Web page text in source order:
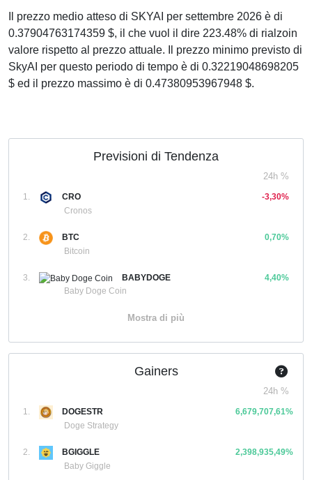
Il prezzo medio atteso di SKYAI per settembre 2026 è di
0.37904763174359 $, il che vuol il dire 223.48% di rialzoin
valore rispetto al prezzo attuale. Il prezzo minimo previsto di
SkyAI per questo periodo di tempo è di 0.32219048698205
$ ed il prezzo massimo è di 0.47380953967948 $.
Previsioni di Tendenza
24h %
1.
CRO
Cronos
-3,30%
2.
BTC
Bitcoin
0,70%
3.
BABYDOGE
Baby Doge Coin
4,40%
Mostra di più
Gainers
24h %
1.
DOGESTR
Doge Strategy
6,679,707,61%
2.
BGIGGLE
Baby Giggle
2,398,935,49%